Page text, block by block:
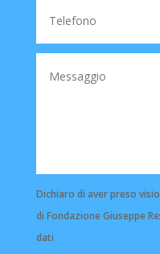
Dichiaro di aver preso
di Fondazione Giuseppe
dati